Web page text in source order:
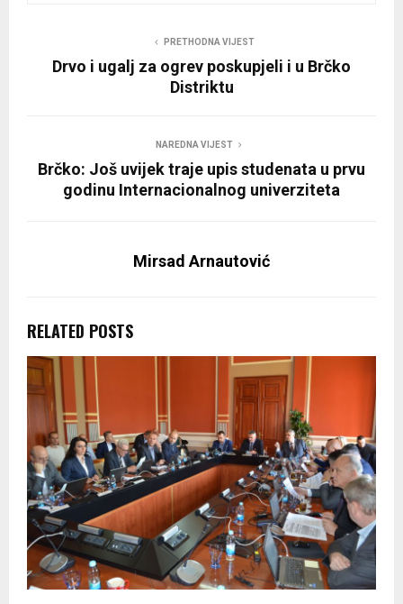
PRETHODNA VIJEST
Drvo i ugalj za ogrev poskupjeli i u Brčko
Distriktu
NAREDNA VIJEST
Brčko: Još uvijek traje upis studenata u prvu
godinu Internacionalnog univerziteta
Mirsad Arnautović
RELATED POSTS